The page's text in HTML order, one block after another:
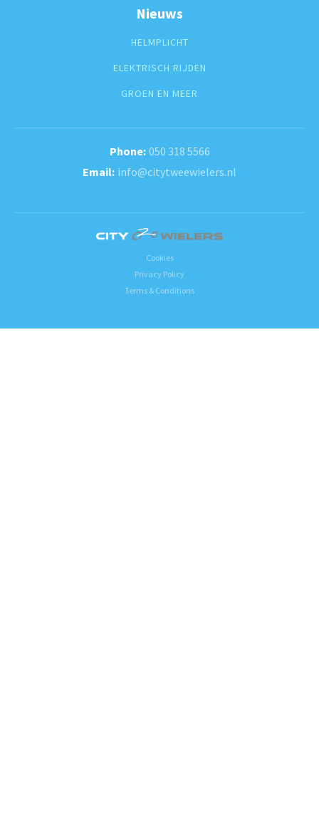
Nieuws
HELMPLICHT
ELEKTRISCH RIJDEN
GROEN EN MEER
050 318 5566
info@citytweewielers.nl
Cookies
Privacy Policy
Terms & Conditions